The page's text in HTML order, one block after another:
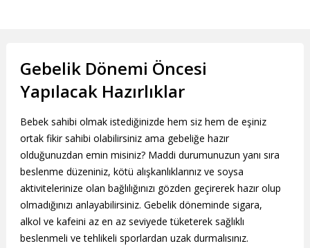
Gebelik Dönemi Öncesi
Yapılacak Hazırlıklar
Bebek sahibi olmak istediğinizde hem siz hem de eşiniz
ortak fikir sahibi olabilirsiniz ama gebeliğe hazır
olduğunuzdan emin misiniz? Maddi durumunuzun yanı sıra
beslenme düzeniniz, kötü alışkanlıklarınız ve soysa
aktivitelerinize olan bağlılığınızı gözden geçirerek hazır olup
olmadığınızı anlayabilirsiniz. Gebelik döneminde sigara,
alkol ve kafeini az en az seviyede tüketerek sağlıklı
beslenmeli ve tehlikeli sporlardan uzak durmalısınız.